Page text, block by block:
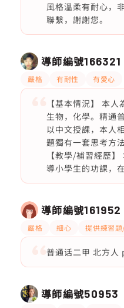
風格溫柔有耐心，
聯繫，謝謝您。
導師編號166321
嚴格 有耐性 有愛心
【基本情況】 本
生物，化學。精通
以中文授課，本人
題獨有一套思考方
【教學/補習經歷
導小學生的功課，
導師編號161952
嚴格 細心 提供練習
普通话二甲 北方
導師編號50953